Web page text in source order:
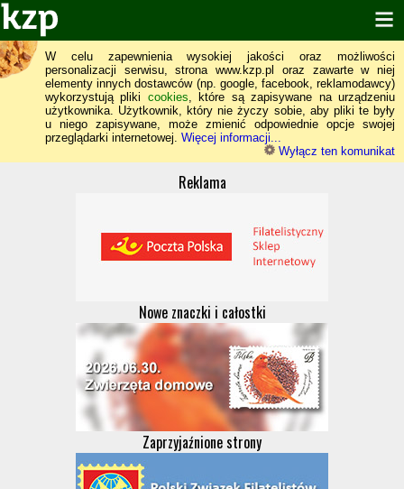
W celu zapewnienia wysokiej jakości oraz możliwości
personalizacji serwisu, strona www.kzp.pl oraz zawarte w niej
elementy innych dostawców (np. google, facebook, reklamodawcy)
wykorzystują pliki cookies, które są zapisywane na urządzeniu
użytkownika. Użytkownik, który nie życzy sobie, aby pliki te były
u niego zapisywane, może zmienić odpowiednie opcje swojej
przeglądarki internetowej. Więcej informacji...
Wyłącz ten komunikat
Reklama
Nowe znaczki i całostki
Zaprzyjaźnione strony